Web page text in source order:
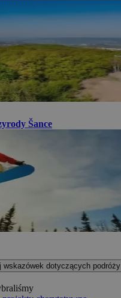
Šance
wskazówek dotyczących podróży